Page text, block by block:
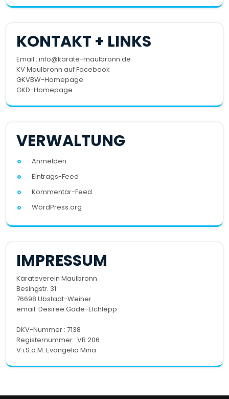
KONTAKT + LINKS
Email : info@karate-maulbronn.de
KV Maulbronn auf Facebook
GKVBW-Homepage
GKD-Homepage
VERWALTUNG
Anmelden
Eintrags-Feed
Kommentar-Feed
WordPress.org
IMPRESSUM
Karateverein Maulbronn
Besingstr. 31
76698 Ubstadt-Weiher
email: Desiree Gode-Elchlepp
DKV-Nummer : 7138
Registernummer : VR 206
V.i.S.d.M. Evangelia Mina